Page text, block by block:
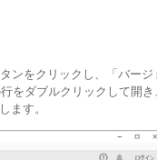
ンをクリックし、「バージ
をダブルクリックして開き
ます。